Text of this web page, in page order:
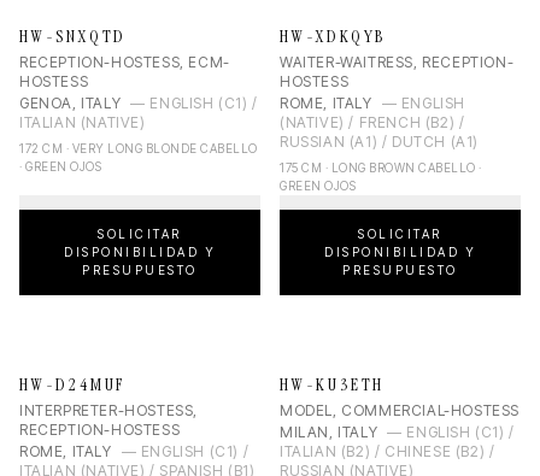
HW-SNXQTD
RECEPTION-HOSTESS, ECM-
HOSTESS
GENOA, ITALY — ENGLISH (C1) /
ITALIAN (NATIVE)
172 CM · VERY LONG BLONDE CABELLO
· GREEN OJOS
SOLICITAR
DISPONIBILIDAD Y
PRESUPUESTO
HW-XDKQYB
WAITER-WAITRESS, RECEPTION-
HOSTESS
ROME, ITALY — ENGLISH
(NATIVE) / FRENCH (B2) /
RUSSIAN (A1) / DUTCH (A1)
175 CM · LONG BROWN CABELLO ·
GREEN OJOS
SOLICITAR
DISPONIBILIDAD Y
PRESUPUESTO
HW-D24MUF
INTERPRETER-HOSTESS,
RECEPTION-HOSTESS
ROME, ITALY — ENGLISH (C1) /
ITALIAN (NATIVE) / SPANISH (B1)
HW-KU3ETH
MODEL, COMMERCIAL-HOSTESS
MILAN, ITALY — ENGLISH (C1) /
ITALIAN (B2) / CHINESE (B2) /
RUSSIAN (NATIVE)